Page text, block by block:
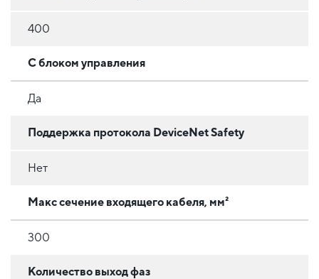
400
С блоком управления
Да
Поддержка протокола DeviceNet Safety
Нет
Макс сечение входящего кабеля, мм²
300
Количество выход фаз